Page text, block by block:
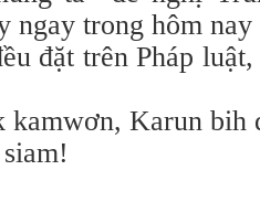
ngay trong hôm
đặt trên Pháp
kamwơn, Karun bih